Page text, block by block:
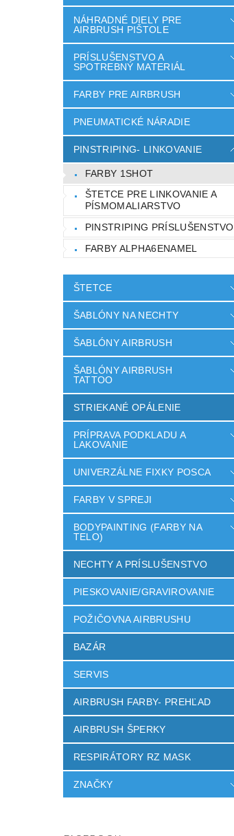
NÁHRADNÉ DIELY PRE
AIRBRUSH PIŠTOLE
PRÍSLUŠENSTVO A
SPOTREBNÝ MATERIÁL
FARBY PRE AIRBRUSH
PNEUMATICKÉ NÁRADIE
PINSTRIPING- LINKOVANIE
FARBY 1SHOT
ŠTETCE PRE LINKOVANIE A
PÍSMOMALIARSTVO
PINSTRIPING PRÍSLUŠENSTVO
FARBY ALPHA6ENAMEL
ŠTETCE
ŠABLÓNY NA NECHTY
ŠABLÓNY AIRBRUSH
ŠABLÓNY AIRBRUSH
TATTOO
STRIEKANÉ OPÁLENIE
PRÍPRAVA PODKLADU A
LAKOVANIE
UNIVERZÁLNE FIXKY POSCA
FARBY V SPREJI
BODYPAINTING (FARBY NA
TELO)
NECHTY A PRÍSLUŠENSTVO
PIESKOVANIE/GRAVIROVANIE
POŽIČOVNA AIRBRUSHU
BAZÁR
SERVIS
AIRBRUSH FARBY- PREHĽAD
AIRBRUSH ŠPERKY
RESPIRÁTORY RZ MASK
ZNAČKY